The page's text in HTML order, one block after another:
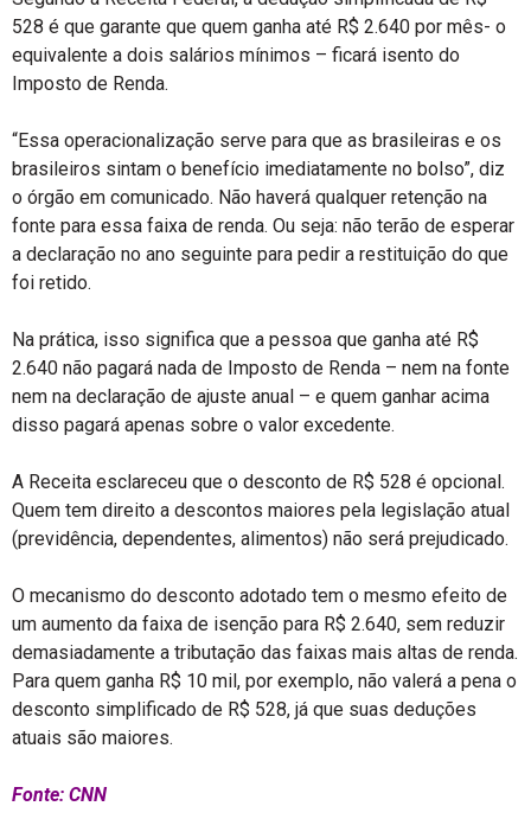
528 é que garante que quem ganha até R$ 2.640 por mês- o
equivalente a dois salários mínimos – ficará isento do
Imposto de Renda.
“Essa operacionalização serve para que as brasileiras e os
brasileiros sintam o benefício imediatamente no bolso”, diz
o órgão em comunicado. Não haverá qualquer retenção na
fonte para essa faixa de renda. Ou seja: não terão de esperar
a declaração no ano seguinte para pedir a restituição do que
foi retido.
Na prática, isso significa que a pessoa que ganha até R$
2.640 não pagará nada de Imposto de Renda – nem na fonte
nem na declaração de ajuste anual – e quem ganhar acima
disso pagará apenas sobre o valor excedente.
A Receita esclareceu que o desconto de R$ 528 é opcional.
Quem tem direito a descontos maiores pela legislação atual
(previdência, dependentes, alimentos) não será prejudicado.
O mecanismo do desconto adotado tem o mesmo efeito de
um aumento da faixa de isenção para R$ 2.640, sem reduzir
demasiadamente a tributação das faixas mais altas de renda.
Para quem ganha R$ 10 mil, por exemplo, não valerá a pena o
desconto simplificado de R$ 528, já que suas deduções
atuais são maiores.
Fonte: CNN